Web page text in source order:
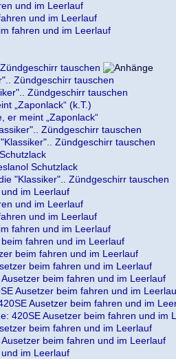
und im Leerlauf
und im Leerlauf
fahren und im Leerlauf
tauschen
Zündgeschirr tauschen
Zündgeschirr tauschen
„Zaponlack“ (k.T.)
er meint „Zaponlack“
Zündgeschirr tauschen
Zündgeschirr tauschen
Schutzlack
"Klassiker".. Zündgeschirr tauschen
im Leerlauf
und im Leerlauf
und im Leerlauf
fahren und im Leerlauf
fahren und im Leerlauf
beim fahren und im Leerlauf
beim fahren und im Leerlauf
Ausetzer beim fahren und im Leerlauf
Ausetzer beim fahren und im
Ausetzer beim fahren und im
420SE Ausetzer beim fahren und im
beim fahren und im Leerlauf
Ausetzer beim fahren und im Leerlauf
im Leerlauf